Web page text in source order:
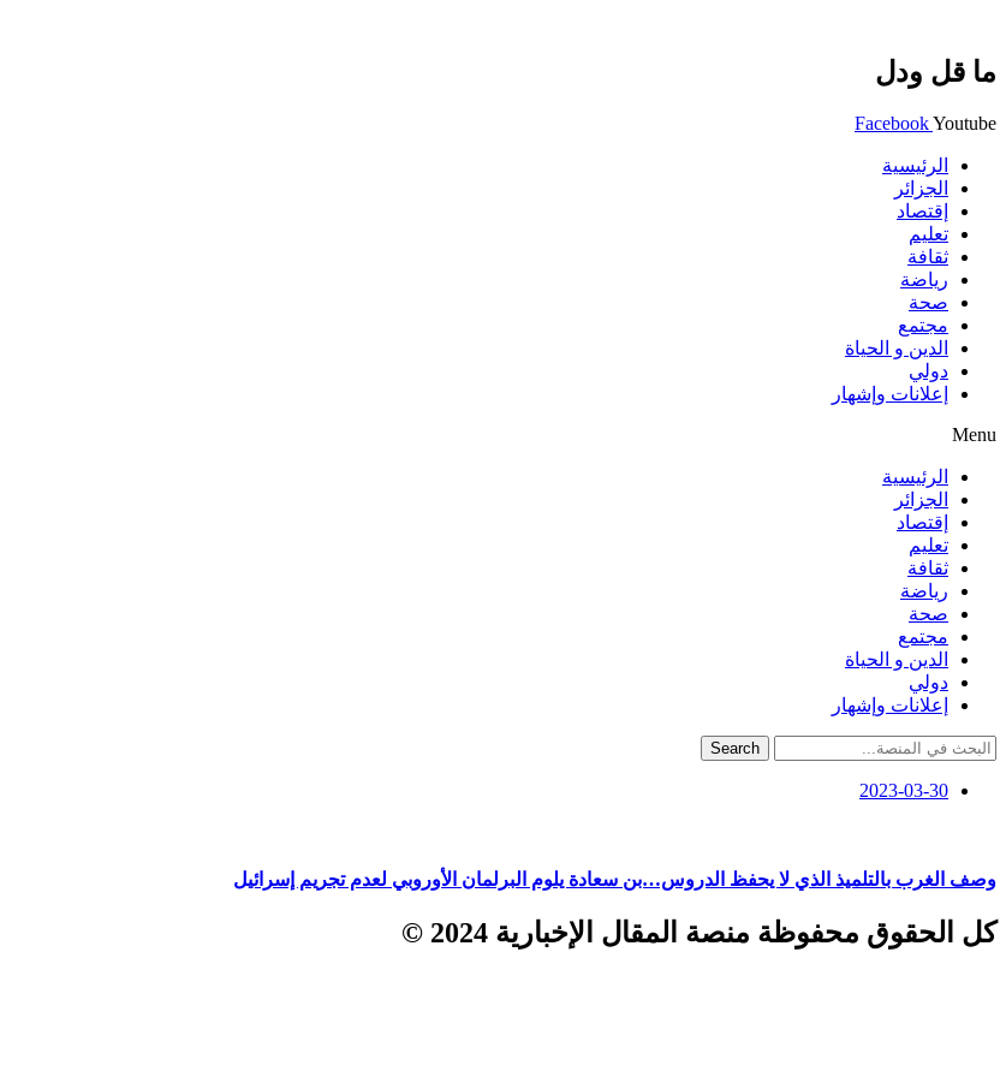
ما قل ودل
FacebookYoutube
الرئيسية
الجزائر
إقتصاد
تعليم
ثقافة
رياضة
صحة
مجتمع
الدين و الحياة
دولي
إعلانات وإشهار
Menu
الرئيسية
الجزائر
إقتصاد
تعليم
ثقافة
رياضة
صحة
مجتمع
الدين و الحياة
دولي
إعلانات وإشهار
Search
2023-03-30
وصف الغرب بالتلميذ الذي لا يحفظ الدروس…بن سعادة يلوم البرلمان الأوروبي لعدم تجريم إسرائيل
كل الحقوق محفوظة منصة المقال الإخبارية 2024 ©